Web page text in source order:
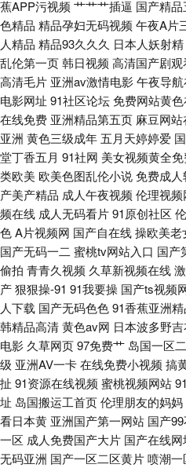
花在线 精品国产网站 深夜激情网2 91
免费精品 日韩交片 www日日本日日
午夜 青草网址 69成人视频 超碰在线
色网 久久精品观看 91在线视频资源 免
屄无码日韩 久草色视频 日韩午夜福
蕉APP污视频 艹艹艹插逼 国产精
色精品 精品孕妇无码视频 午夜A片
人精品 精品93久久久 日本人妖射精
乱伦第一页韩日视频 高清国产剧观
高清毛片 亚洲av激情电影午夜导
电影网址 91社区论坛免费网站黄
在线免费 亚洲精品第五页 麻豆网
亚洲 黄色三级成年 五月天婷婷爱
堂丁香五月 91社网 美女视频黄全
类欧美 欧美色图乱伦小说免费成人
产美产精品 成人午夜视频 伦理视频
频在线 成人无码看片91原创社区
色A片视频网 国产自在线操欧美老
国产无码一二 蜜桃tv网站入口 国产
偷拍 青青久视频 久草新视频在线
产狠狠操-91 91我要操 国产ts视频
人下载 国产无码色色91香蕉亚洲精
韩精品高清黄色av网 日本波多野吉
电影 久草网页97免费艹 岛国一区
级 亚洲AV一卡在线免费小视频 搞
扯 91资源在线视频 蜜桃视频网站
址 岛国搬运工首页伦理朋友的妈妈
看日本黄 亚洲国产第一网站 国产
一区 成人免费国产大片 国产在线
无码亚洲 国产一区二区黄片喷潮一